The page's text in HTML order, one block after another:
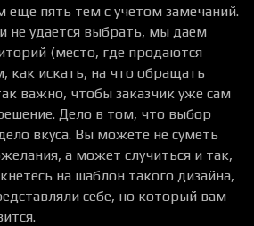
еще пять тем с учетом замечаний.
не удается выбрать, мы даем
(место, где продаются
как искать, на что обращать
важно, чтобы заказчик уже сам
Дело в том, что выбор
вкуса. Вы можете не суметь
а может случиться и так,
на шаблон такого дизайна,
себе, но который вам